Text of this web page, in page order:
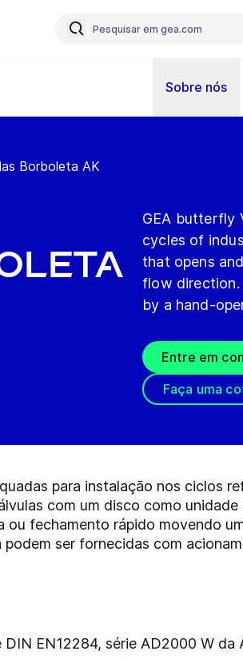
Sobre nós
Borboleta AK
GEA butterfly
cycles of
that opens
flow direction.
by a hand-
Entre em
Faça uma
para instalação nos ciclos
com um disco como
ou fechamento rápido movendo
ser fornecidas com
EN12284, série AD2000 W da